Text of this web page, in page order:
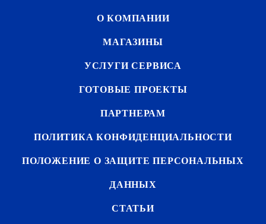
О КОМПАНИИ
МАГАЗИНЫ
УСЛУГИ СЕРВИСА
ГОТОВЫЕ ПРОЕКТЫ
ПАРТНЕРАМ
ПОЛИТИКА КОНФИДЕНЦИАЛЬНОСТИ
ПОЛОЖЕНИЕ О ЗАЩИТЕ ПЕРСОНАЛЬНЫХ
ДАННЫХ
СТАТЬИ